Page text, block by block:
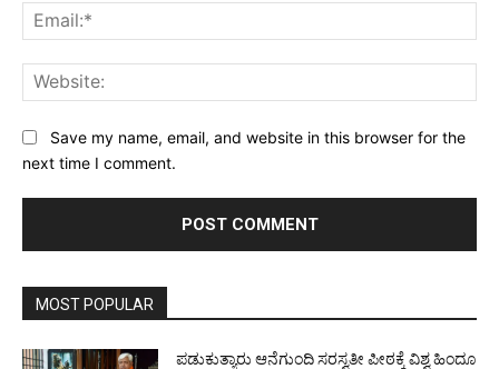
Save my name, email, and website in this browser for the
next time I comment.
MOST POPULAR
ಪಡುಕುತ್ಯಾರು ಆನೆಗುಂದಿ ಸರಸ್ವತೀ ಪೀಠಕ್ಕೆ ವಿಶ್ವ ಹಿಂದೂ